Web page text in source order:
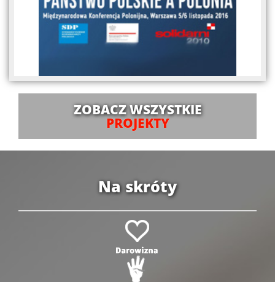
ZOBACZ WSZYSTKIE
PROJEKTY
Na skróty